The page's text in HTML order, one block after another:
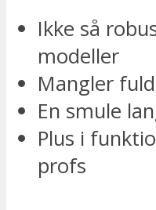
Ikke så
modeller
Mangler
En smule
Plus i
profs